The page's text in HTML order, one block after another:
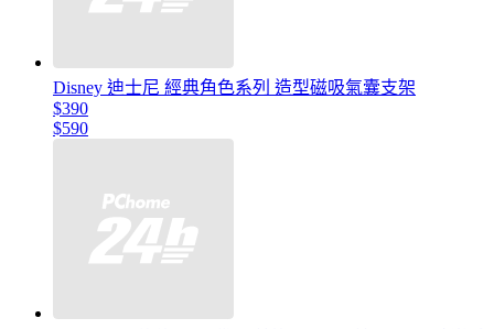
Disney 迪士尼 經典角色系列 造型磁吸氣囊支架
$390
$590